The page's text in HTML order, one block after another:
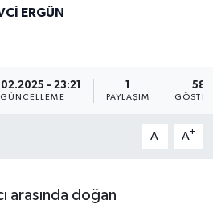
ERGÜN
- 23:21
GÜNCELLEME
1
PAYLAŞIM
58
A- A+
arasında doğan